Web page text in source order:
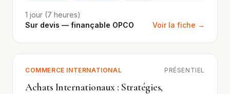
1 jour (7 heures)
Sur devis — finançable OPCO
Voir la fiche →
COMMERCE INTERNATIONAL PRÉSENTIEL
Achats Internationaux : Stratégies,